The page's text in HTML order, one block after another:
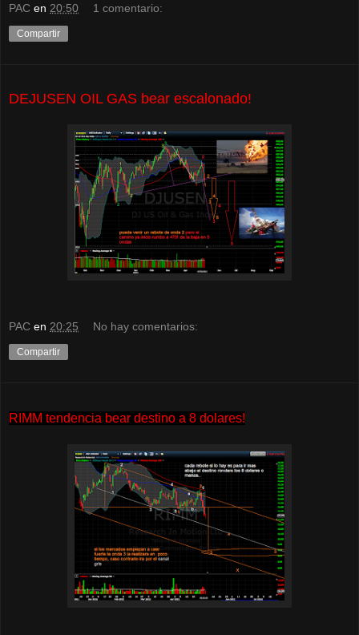
PAC en 20:50 1 comentario:
Compartir
DEJUSEN OIL GAS bear escalonado!
PAC en 20:25 No hay comentarios:
Compartir
RIMM tendencia bear destino a 8 dolares!